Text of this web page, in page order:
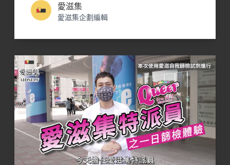
愛滋集
愛滋集企劃編輯